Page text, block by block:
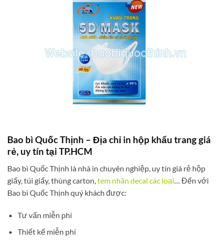
Bao bì Quốc Thịnh – Địa chỉ in hộp khẩu trang giá
rẻ, uy tín tại TP.HCM
Bao bì Quốc Thịnh là nhà in chuyên nghiệp, uy tín giá rẻ hộp
giấy, túi giấy, thùng carton,tem nhãn decal các loại… Đến với
Bao bì Quốc Thịnh quý khách được:
Tư vấn miễn phí
Thiết kế miễn phí